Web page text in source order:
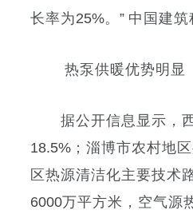
长率为25%。 ” 中国建
热泵供暖优势明显
据公开信息显示，西
18.5% ；淄博市农村地
区热源清洁化主要技术
6000万平方米，空气源